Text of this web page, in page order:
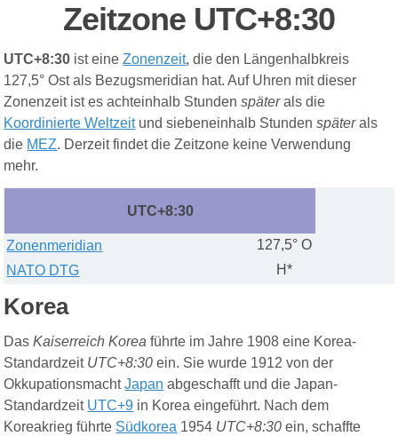
Zeitzone UTC+8:30
UTC+8:30 ist eineZonenzeit, die den Längenhalbkreis
127,5° Ost als Bezugsmeridian hat. Auf Uhren mit dieser
Zonenzeit ist es achteinhalb Stundenspäterals die
Koordinierte Weltzeitund siebeneinhalb Stundenspäterals
die MEZ. Derzeit findet die Zeitzone keine Verwendung
mehr.
UTC+8:30
Zonenmeridian
127,5° O
NATO DTG
H*
Korea
DasKaiserreich Korea führte im Jahre 1908 eine Korea-
Standardzeit UTC+8:30 ein. Sie wurde 1912 von der
OkkupationsmachtJapan abgeschafft und die Japan-
Standardzeit UTC+9 in Korea eingeführt. Nach dem
Koreakrieg führte Südkorea 1954 UTC+8:30 ein, schaffte